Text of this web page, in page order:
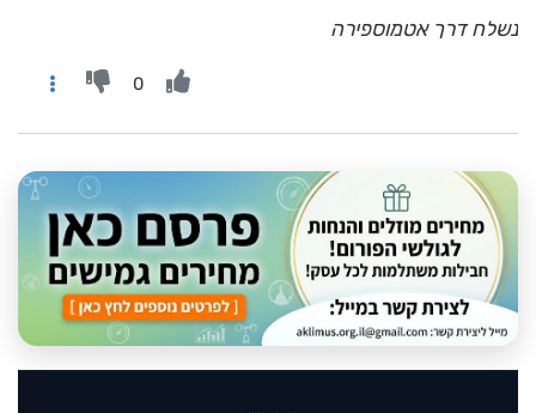
נשלח דרך אטמוספירה
0